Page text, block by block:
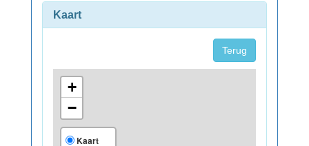
Kaart
Terug
+
−
Kaart